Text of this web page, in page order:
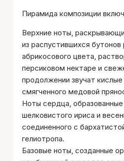
Пирамида композиции
Верхние ноты,
из распустившихся бутонов
абрикосового цвета,
персиковом нектаре и
продолжении звучат
смягченного медовой
Ноты сердца,
шелковистого ириса и
соединенного с
гелиотропа.
Базовые ноты, созданные